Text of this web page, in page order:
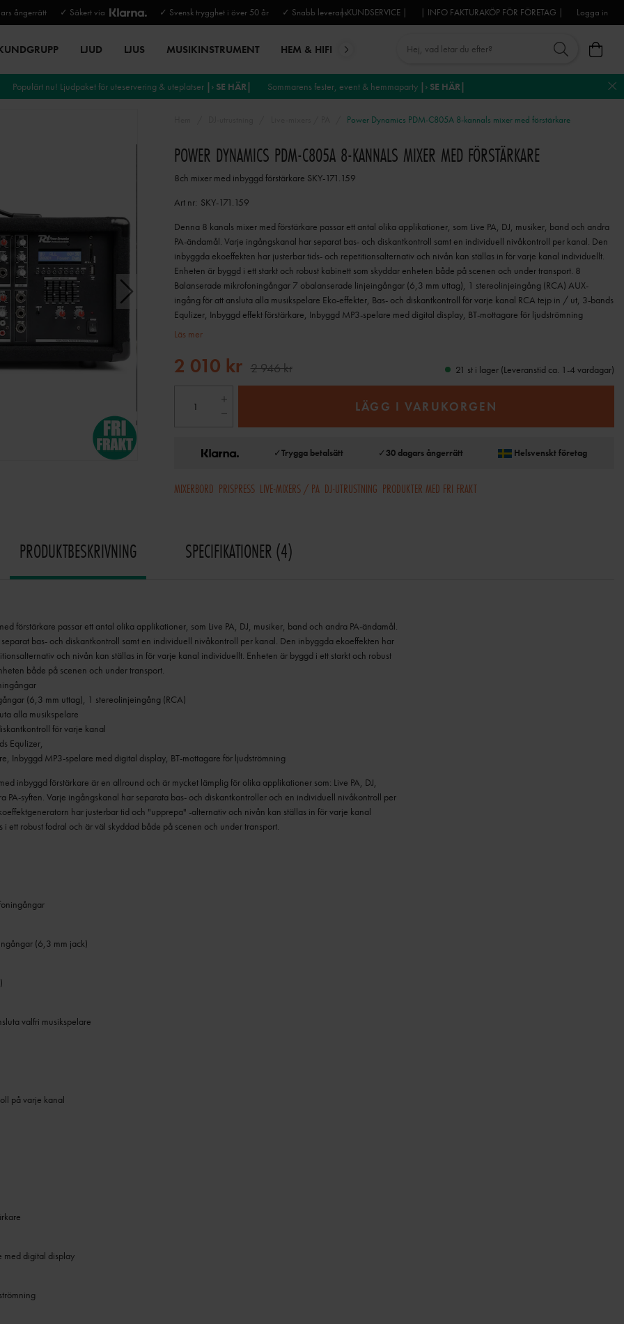
ångerrätt ✓ Säkert via ✓ Svensk trygghet i över 50 år ✓ Snabb leverans| KUNDSERVICE | | INFO FAKTURAKÖP FÖR FÖRETAG | Logga in
LJUD LJUS MUSIKINSTRUMENT HEM & HIFI MIKROFONER DJ-UTRUSTNING TROSS
Populärt nu! Ljudpaket för uteservering & uteplatser |› SE HÄR| Sommarens fester, event & hemmaparty |› SE HÄR|
Power Dynamics PDM-C805A 8-kannals mixer med förstärkare
POWER DYNAMICS PDM-C805A 8-KANNALS MIXER MED FÖRSTÄRKARE
8ch mixer med inbyggd förstärkare SKY-171.159
Art nr: SKY-171.159
Denna 8 kanals mixer med förstärkare passar ett antal olika applikationer, som Live PA, DJ, musiker, band och andra
PA-ändamål. Varje ingångskanal har separat bas- och diskantkontroll samt en individuell nivåkontroll per kanal. Den
inbyggda ekoeffekten har justerbar tids- och repetitionsalternativ och nivån kan ställas in för varje kanal individuellt.
Enheten är byggd i ett starkt och robust kabinett som skyddar enheten både på scenen och under transport. 8
Balanserade mikrofoningångar 7 obalanserade linjeingångar (6,3 mm uttag), 1 stereolinjeingång (RCA) AUX-
ingång för att ansluta alla musikspelare Eko-effekter, Bas- och diskantkontroll för varje kanal RCA tejp in / ut, 3-bands
Equlizer, Inbyggd effekt förstärkare, Inbyggd MP3-spelare med digital display, BT-mottagare för ljudströmning
Läs mer
2 010 kr 2 946 kr 21 st i lager (Leveranstid ca. 1-4 vardagar)
LÄGG I VARUKORGEN
✓Trygga betalsätt ✓30 dagars ångerrätt Helsvenskt företag
MIXERBORD PRISPRESS LIVE-MIXERS / PA DJ-UTRUSTNING PRODUKTER MED FRI FRAKT
PRODUKTBESKRIVNING SPECIFIKATIONER 4
förstärkare passar ett antal olika applikationer, som Live PA, DJ, musiker, band och andra PA-ändamål.
bas- och diskantkontroll samt en individuell nivåkontroll per kanal. Den inbyggda ekoeffekten har
och nivån kan ställas in för varje kanal individuellt. Enheten är byggd i ett starkt och robust
både på scenen och under transport.
(6,3 mm uttag), 1 stereolinjeingång (RCA)
alla musikspelare
för varje kanal
Equlizer,
Inbyggd MP3-spelare med digital display, BT-mottagare för ljudströmning
inbyggd förstärkare är en allround och är mycket lämplig för olika applikationer som: Live PA, DJ,
PA-syften. Varje ingångskanal har separata bas- och diskantkontroller och en individuell nivåkontroll per
har justerbar tid och "upprepa" -alternativ och nivån kan ställas in för varje kanal
i ett robust fodral och är väl skyddad både på scenen och under transport.
(6,3 mm jack)
valfri musikspelare
på varje kanal
med digital display